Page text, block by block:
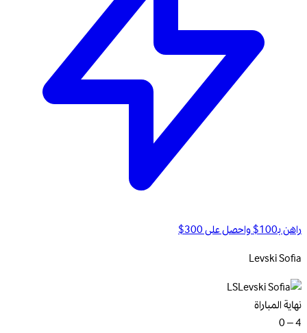
راهن بـ100$ واحصل على 300$
LevskiSofia
LS
نهاية المباراة
4 – 0